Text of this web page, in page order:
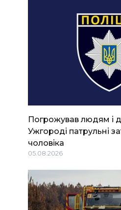
Погрожував людям і
Ужгороді патрульні
чоловіка
05.08.2026